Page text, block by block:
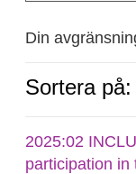
Din
Sortera på:
2025:02
participation in